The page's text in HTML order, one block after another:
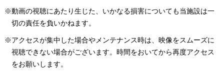
※動画の視聴にあたり生じた、いかなる損害についても当施設は一
切の責任を負いかねます。
※アクセスが集中した場合やメンテナンス時は、映像をスムーズに
視聴できない場合がございます。時間をおいてから再度アクセス
をお願いします。